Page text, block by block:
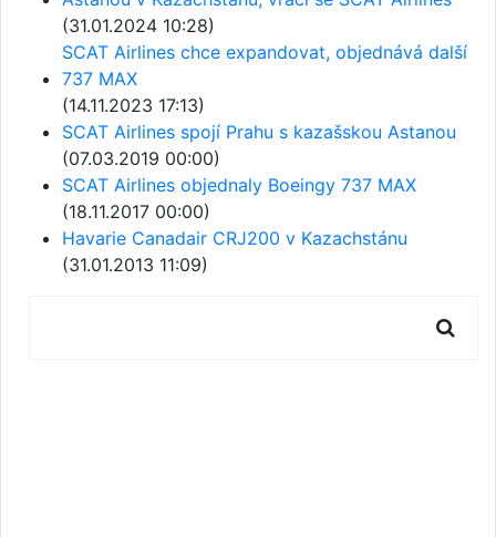
(31.01.2024 10:28)
SCAT Airlines chce expandovat, objednává další
737 MAX
(14.11.2023 17:13)
SCAT Airlines spojí Prahu s kazašskou Astanou
(07.03.2019 00:00)
SCAT Airlines objednaly Boeingy 737 MAX
(18.11.2017 00:00)
Havarie Canadair CRJ200 v Kazachstánu
(31.01.2013 11:09)